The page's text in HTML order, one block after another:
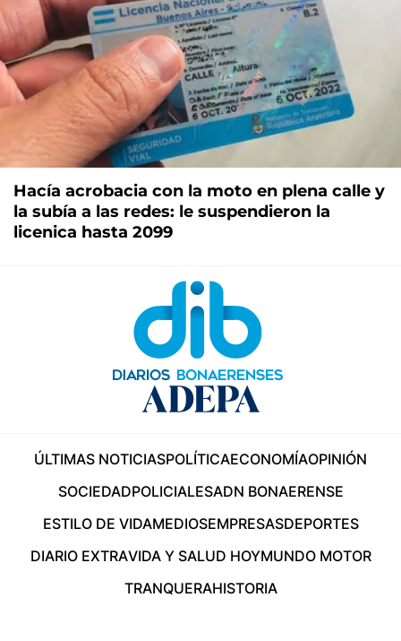
Hacía acrobacia con la moto en plena calle y
la subía a las redes: le suspendieron la
licenica hasta 2099
ÚLTIMAS NOTICIASPOLÍTICAECONOMÍAOPINIÓN
SOCIEDADPOLICIALESADN BONAERENSE
ESTILO DE VIDAMEDIOSEMPRESASDEPORTES
DIARIO EXTRAVIDA Y SALUD HOYMUNDO MOTOR
TRANQUERAHISTORIA